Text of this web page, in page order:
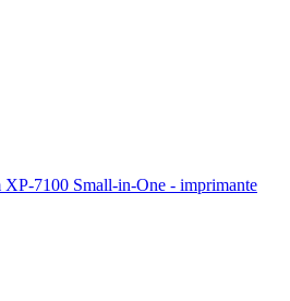
XP-7100 Small-in-One - imprimante